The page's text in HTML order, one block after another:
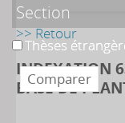
>> Retour
INDEXATION
BASE DE
Section
Thèses étrangères
Thèses